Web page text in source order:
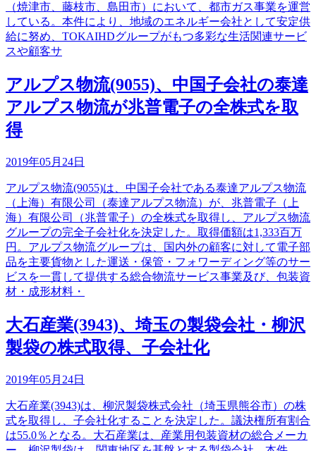
（焼津市、藤枝市、島田市）において、都市ガス事業を運営
している。本件により、地域のエネルギー会社として安定供
給に努め、TOKAIHDグループがもつ多彩な生活関連サービ
スや顧客サ
アルプス物流(9055)、中国子会社の泰達
アルプス物流が兆普電子の全株式を取
得
2019年05月24日
アルプス物流(9055)は、中国子会社である泰達アルプス物流
（上海）有限公司（泰達アルプス物流）が、兆普電子（上
海）有限公司（兆普電子）の全株式を取得し、アルプス物流
グループの完全子会社化を決定した。取得価額は1,333百万
円。アルプス物流グループは、国内外の顧客に対して電子部
品を主要貨物とした運送・保管・フォワーディング等のサー
ビスを一貫して提供する総合物流サービス事業及び、包装資
材・成形材料・
大石産業(3943)、埼玉の製袋会社・柳沢
製袋の株式取得、子会社化
2019年05月24日
大石産業(3943)は、柳沢製袋株式会社（埼玉県熊谷市）の株
式を取得し、子会社化することを決定した。議決権所有割合
は55.0％となる。大石産業は、産業用包装資材の総合メーカ